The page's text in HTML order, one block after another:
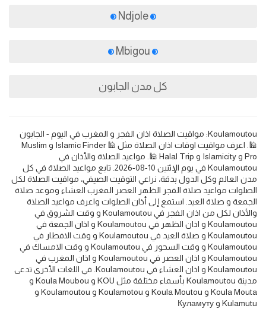
Ndjole
كل مدن الجابون
Koulamoutou: مواقيت الصلاة اذان الفجر و المغرب في اليوم - الجابون
🕌. اعرف مواقيت اوقات اذان الصلاة مثل 🕌 Islamic Finder و Muslim
Pro و Islamicity و Halal Trip 🕌. مواعيد الصلاة والأذان في
Koulamoutou في يوم الإثنين 10-08-2026. تابع مواعيد الصلاة في كل
مدن العالم وكل الدول بدقة، نراعي التوقيت الصيفي، مواقيت الصلاة لكل
الصلوات مواعيد صلاة الفجر الظهر العصر المغرب العشاء وموعد صلاة
الجمعة و صلاة العيد. استمع إلى أذان الصلوات واعرف مواعيد الصلاة
والأذان لكل من اذان الفجر في Koulamoutou و وقت الشروق في
Koulamoutou و اذان الظهر في Koulamoutou و اذان الجمعة في
Koulamoutou و صلاة العيد في Koulamoutou و وقت الافطار في
Koulamoutou و وقت السحور في Koulamoutou و وقت الامساك في
Koulamoutou و اذان العصر في Koulamoutou و اذان المغرب في
Koulamoutou و اذان العشاء في Koulamoutou. في اللغات الأخرى تدعى
مدينة Koulamoutou بأسماء مختلفة مثل KOU و Koula Moubou و
Koula Mouta و Koula Moutou و Koulamotou و Koulamoutou و
Kulamutu و Куламуту